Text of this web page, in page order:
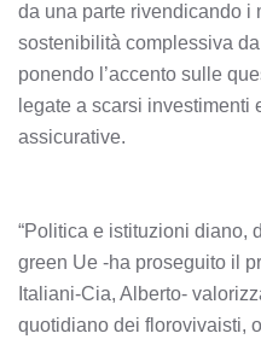
da una parte rivendicando i
sostenibilità complessiva
ponendo l’accento sulle
legate a scarsi investimenti
assicurative.
“Politica e istituzioni diano,
green Ue -ha proseguito il
Italiani-Cia, Alberto-
quotidiano dei florovivaisti,